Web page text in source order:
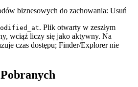
biznesowych do zachowania: Usuń
. Plik otwarty w zeszłym
wciąż liczy się jako aktywny. Na
czas dostępu; Finder/Explorer nie